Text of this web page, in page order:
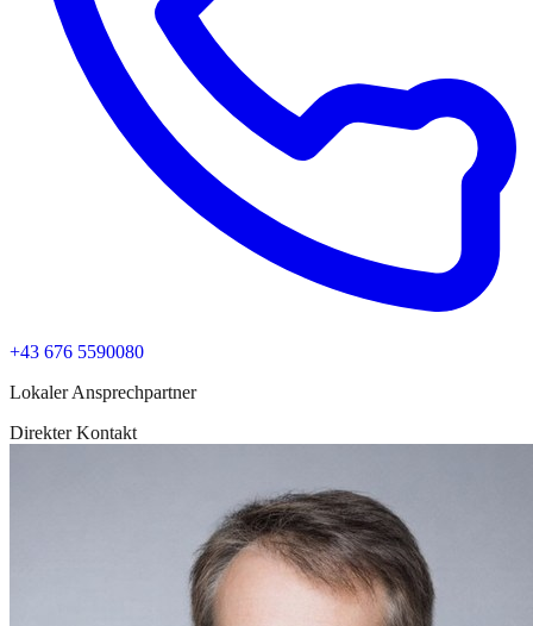
+43 676 5590080
Lokaler Ansprechpartner
Direkter Kontakt